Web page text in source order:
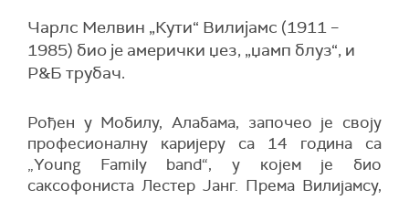
Чарлс Мелвин „Кути“ Вилијамс (1911 –
1985) био је амерички џез, „џамп блуз“, и
Р&Б трубач.
Рођен у Мобилу, Алабама, започео је своју
професионалну каријеру са 14 година са
„Young Family band“, у којем је био
саксофониста Лестер Јанг. Према Вилијамсу,